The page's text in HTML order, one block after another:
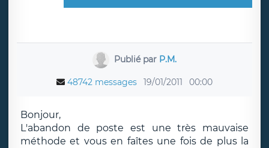
Publié par P.M.
48742 messages 19/01/2011 00:00
Bonjour,
L'abandon de poste est une très mauvaise
méthode et vous en faîtes une fois de plus la